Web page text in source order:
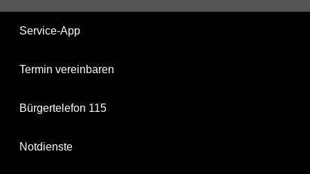
Service-App
Termin vereinbaren
Bürgertelefon 115
Notdienste